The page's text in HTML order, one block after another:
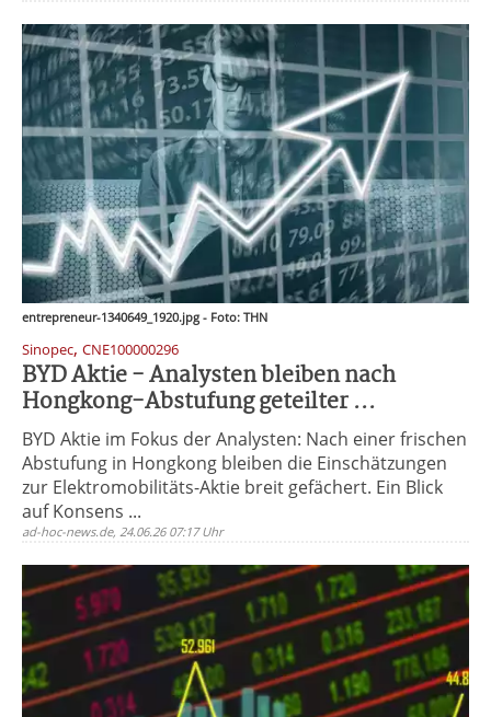
entrepreneur-1340649_1920.jpg - Foto: THN
Sinopec, CNE100000296
BYD Aktie - Analysten bleiben nach
Hongkong-Abstufung geteilter ...
BYD Aktie im Fokus der Analysten: Nach einer frischen
Abstufung in Hongkong bleiben die Einschätzungen
zur Elektromobilitäts-Aktie breit gefächert. Ein Blick
auf Konsens ...
ad-hoc-news.de, 24.06.26 07:17 Uhr